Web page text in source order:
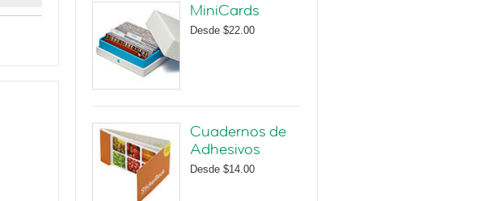
MiniCards
Desde $22.00
Cuadernos de
Adhesivos
Desde $14.00